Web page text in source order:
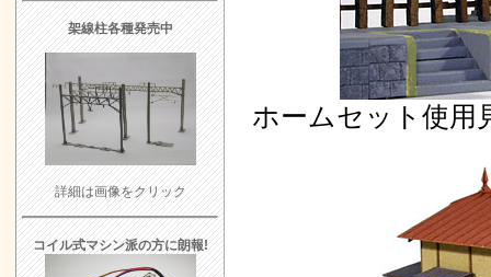
ホームセット使用
架線柱各種発売中
詳細は画像をクリック
コイル式マシン派の方に朗報!